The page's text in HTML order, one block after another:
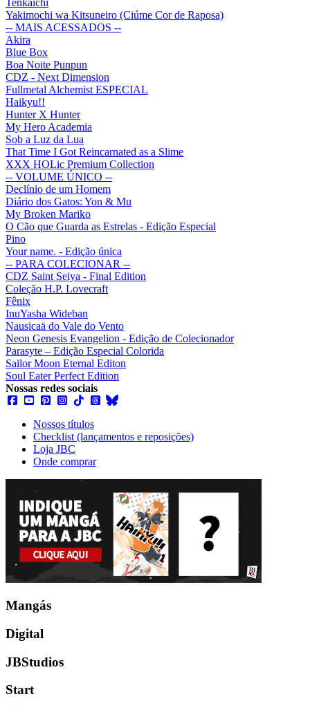
Yakimochi wa Kitsuneiro (Ciúme Cor de Raposa)
-- MAIS ACESSADOS --
Akira
Blue Box
Boa Noite Punpun
CDZ - Next Dimension
Fullmetal Alchemist ESPECIAL
Haikyu!!
Hunter X Hunter
My Hero Academia
Sob a Luz da Lua
That Time I Got Reincarnated as a Slime
XXX HOLic Premium Collection
-- VOLUME ÚNICO --
Declínio de um Homem
Diário dos Gatos: Yon & Mu
My Broken Mariko
O Cão que Guarda as Estrelas - Edição Especial
Pino
Your name. - Edição única
-- PARA COLECIONAR --
CDZ Saint Seiya - Final Edition
Coleção H.P. Lovecraft
Fênix
InuYasha Wideban
Nausicaä do Vale do Vento
Neon Genesis Evangelion - Edição de Colecionador
Parasyte – Edição Especial Colorida
Sailor Moon Eternal Editon
Soul Eater Perfect Edition
Nossas redes sociais
Nossos títulos
Checklist (lançamentos e reposições)
Loja JBC
Onde comprar
Mangás
Digital
JBStudios
Start